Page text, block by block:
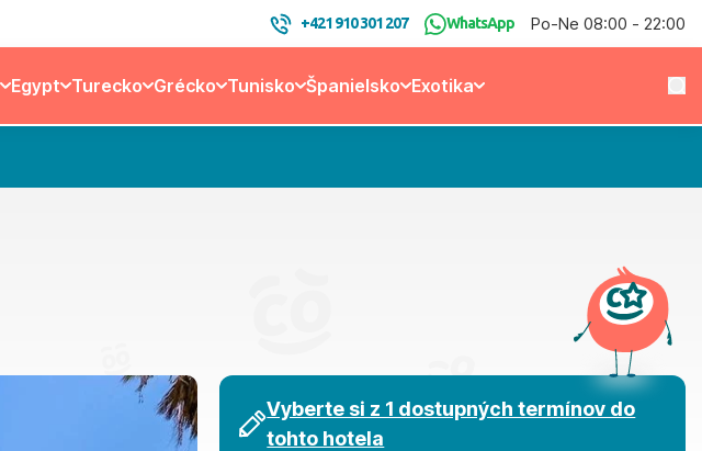
+421 910 301 207 WhatsApp Po-Ne 08:00 - 22:00
Egypt Turecko Grécko Tunisko Španielsko Exotika
Vyberte si z 1 dostupných termínov do
tohto hotela